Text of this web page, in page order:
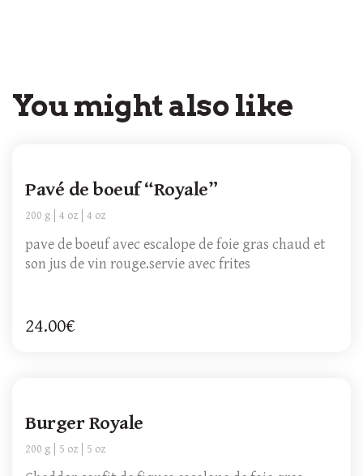
You might also like
Pavé de boeuf “Royale”
200 g 4 oz 4 oz
pave de boeuf avec escalope de foie gras chaud et
son jus de vin rouge.servie avec frites
24.00€
Burger Royale
200 g 5 oz 5 oz